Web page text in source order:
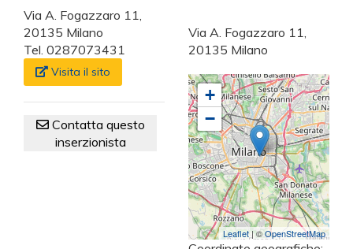
Via A. Fogazzaro 11,
20135 Milano
Tel. 0287073431
Visita il sito
Contatta questo
inserzionista
Via A. Fogazzaro 11,
20135 Milano
+
−
Leaflet| ©OpenStreetMap